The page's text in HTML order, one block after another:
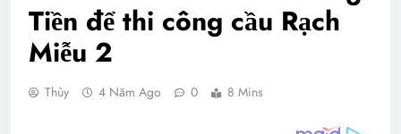
Tiền để thi công cầu Rạch
Miễu 2
Thùy 4 Năm Ago 0 8 Mins